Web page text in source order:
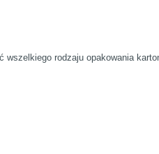
rodzaju opakowania